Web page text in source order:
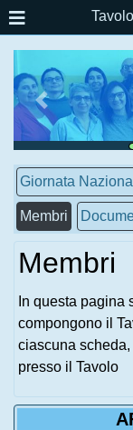
Giornata
Membri
Membri
In questa
compongono il
ciascuna
presso il Tavolo